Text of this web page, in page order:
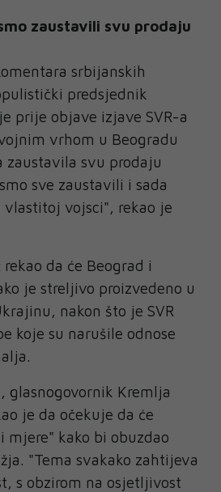
zaustavili svu prodaju
srbijanskih
predsjednik
prije objave izjave SVR-a
vrhom u Beogradu
zaustavila svu prodaju
sve zaustavili i sada
vojsci", rekao je
da će Beograd i
je streljivo proizvedeno u
nakon što je SVR
koje su narušile odnose
glasnogovornik Kremlja
je da očekuje da će
mjere" kako bi obuzdao
"Tema svakako zahtijeva
s obzirom na osjetljivost